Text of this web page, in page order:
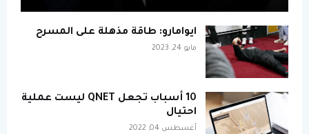
ايوامارو: طاقة مذهلة على المسرح
مايو 24, 2023
10 أسباب تجعل QNET ليست عملية
احتيال
أغسطس 04, 2022